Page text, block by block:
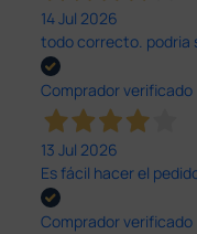
14 Jul 2026
todo correcto. podria
Comprador verificado
13 Jul 2026
Es fácil hacer el
Comprador verificado